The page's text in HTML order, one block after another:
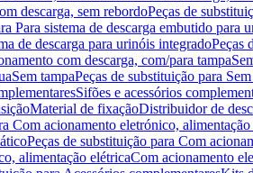
descarga, sem rebordoPeças de
Para sistema de descarga embutido
de descarga para urinóis integradoPeças
com descarga, com/para tampa
Sem tampaPeças de substituição para
Sifões e acessórios
Material de fixaçãoDistribuidor de
Com acionamento eletrónico, alimentação
Peças de substituição para Com
alimentação elétricaCom acionamento